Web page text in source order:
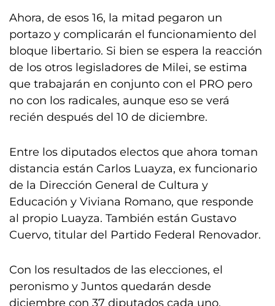
Ahora, de esos 16, la mitad pegaron un
portazo y complicarán el funcionamiento del
bloque libertario. Si bien se espera la reacción
de los otros legisladores de Milei, se estima
que trabajarán en conjunto con el PRO pero
no con los radicales, aunque eso se verá
recién después del 10 de diciembre.
Entre los diputados electos que ahora toman
distancia están Carlos Luayza, ex funcionario
de la Dirección General de Cultura y
Educación y Viviana Romano, que responde
al propio Luayza. También están Gustavo
Cuervo, titular del Partido Federal Renovador.
Con los resultados de las elecciones, el
peronismo y Juntos quedarán desde
diciembre con 37 diputados cada uno,